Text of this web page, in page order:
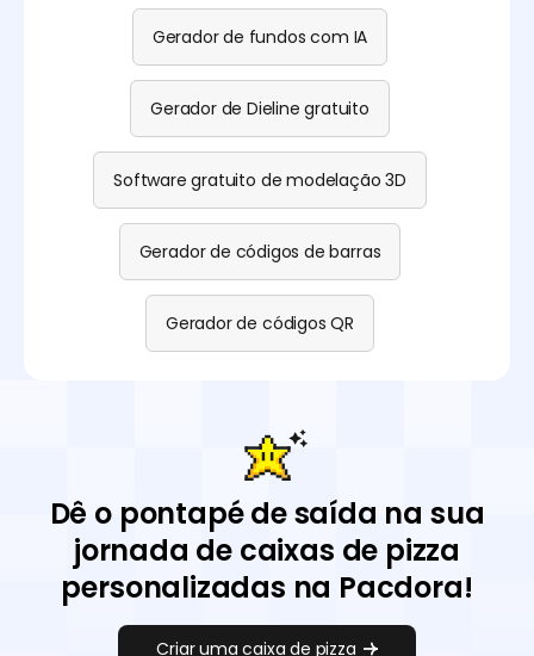
Gerador de fundos com IA
Gerador de Dieline gratuito
Software gratuito de modelação 3D
Gerador de códigos de barras
Gerador de códigos QR
Dê o pontapé de saída na sua
jornada de caixas de pizza
personalizadas na Pacdora!
Criar uma caixa de pizza